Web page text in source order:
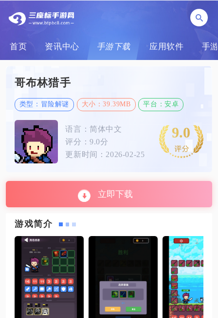
首页 资讯中心 手游下载 应用软件 手
哥布林猎手
类型：冒险解谜 大小：39.39MB 平台：安卓
语言：简体中文
评分：9.0分
更新时间：2026-02-25
9.0
立即下载
游戏简介